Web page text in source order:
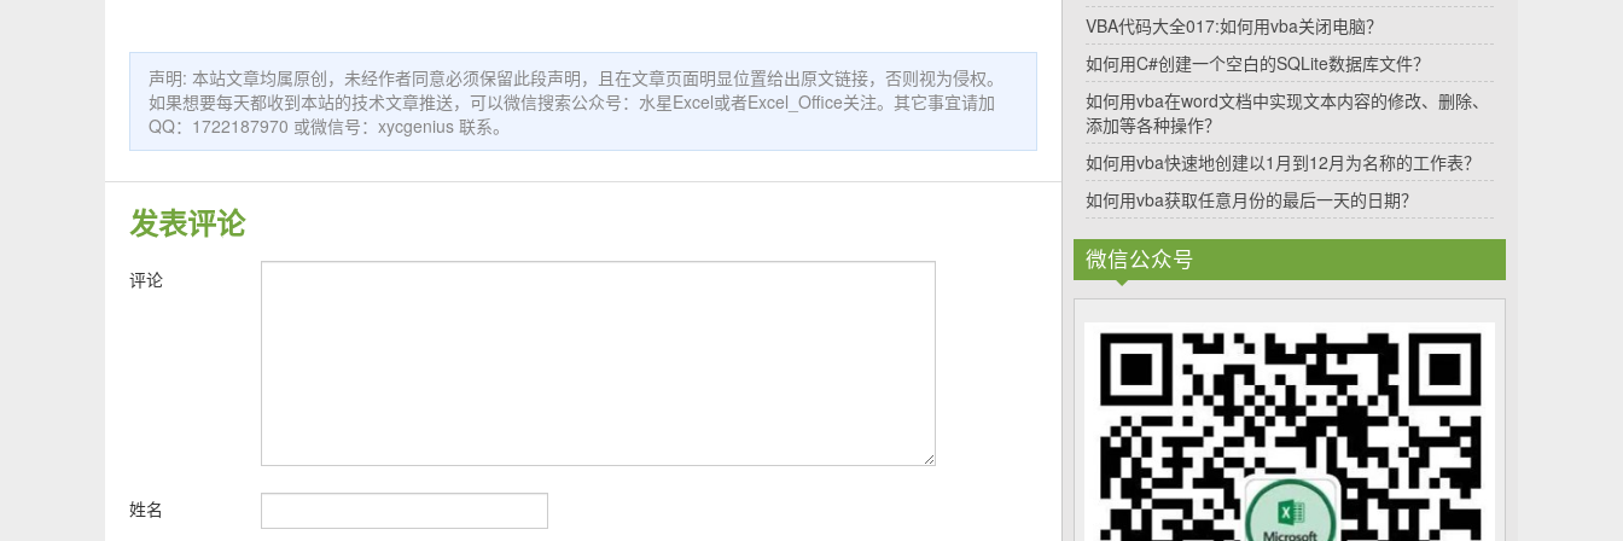
声明: 本站文章均属原创，未经作者同意必须保留此段声明，且在文章页面明显位置给出原文链接，否则视为侵权。
如果想要每天都收到本站的技术文章推送，可以微信搜索公众号：水星Excel或者Excel_Office关注。其它事宜请加
QQ：1722187970 或微信号：xycgenius 联系。
发表评论
评论
姓名
VBA代码大全017:如何用vba关闭电脑？
如何用C#创建一个空白的SQLite数据库文件？
如何用vba在word文档中实现文本内容的修改、删除、
添加等各种操作？
如何用vba快速地创建以1月到12月为名称的工作表？
如何用vba获取任意月份的最后一天的日期？
微信公众号